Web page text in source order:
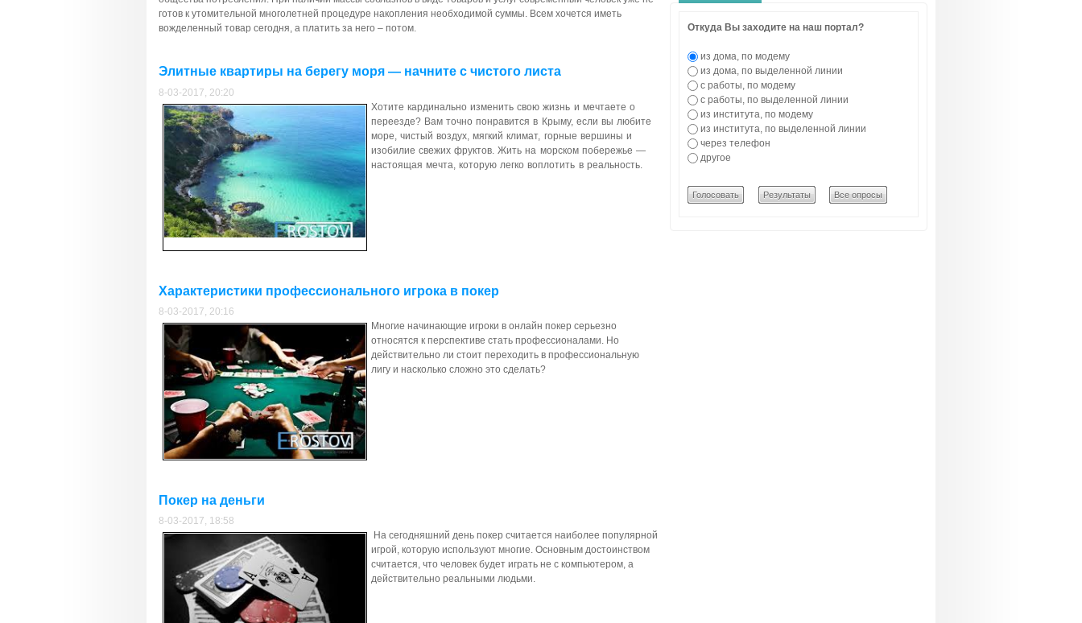
готов к утомительной многолетней процедуре накопления необходимой суммы. Всем хочется иметь
вожделенный товар сегодня, а платить за него – потом.
Элитные квартиры на берегу моря — начните с чистого листа
8-03-2017, 20:20
Хотите кардинально изменить свою жизнь и мечтаете о
переезде? Вам точно понравится в Крыму, если вы любите
море, чистый воздух, мягкий климат, горные вершины и
изобилие свежих фруктов. Жить на морском побережье —
настоящая мечта, которую легко воплотить в реальность.
Характеристики профессионального игрока в покер
8-03-2017, 20:16
Многие начинающие игроки в онлайн покер серьезно
относятся к перспективе стать профессионалами. Но
действительно ли стоит переходить в профессиональную
лигу и насколько сложно это сделать?
Покер на деньги
8-03-2017, 18:58
На сегодняшний день покер считается наиболее популярной
игрой, которую используют многие. Основным достоинством
считается, что человек будет играть не с компьютером, а
действительно реальными людьми.
Откуда Вы заходите на наш портал?
из дома, по модему
из дома, по выделенной линии
с работы, по модему
с работы, по выделенной линии
из института, по модему
из института, по выделенной линии
через телефон
другое
Голосовать Результаты Все опросы